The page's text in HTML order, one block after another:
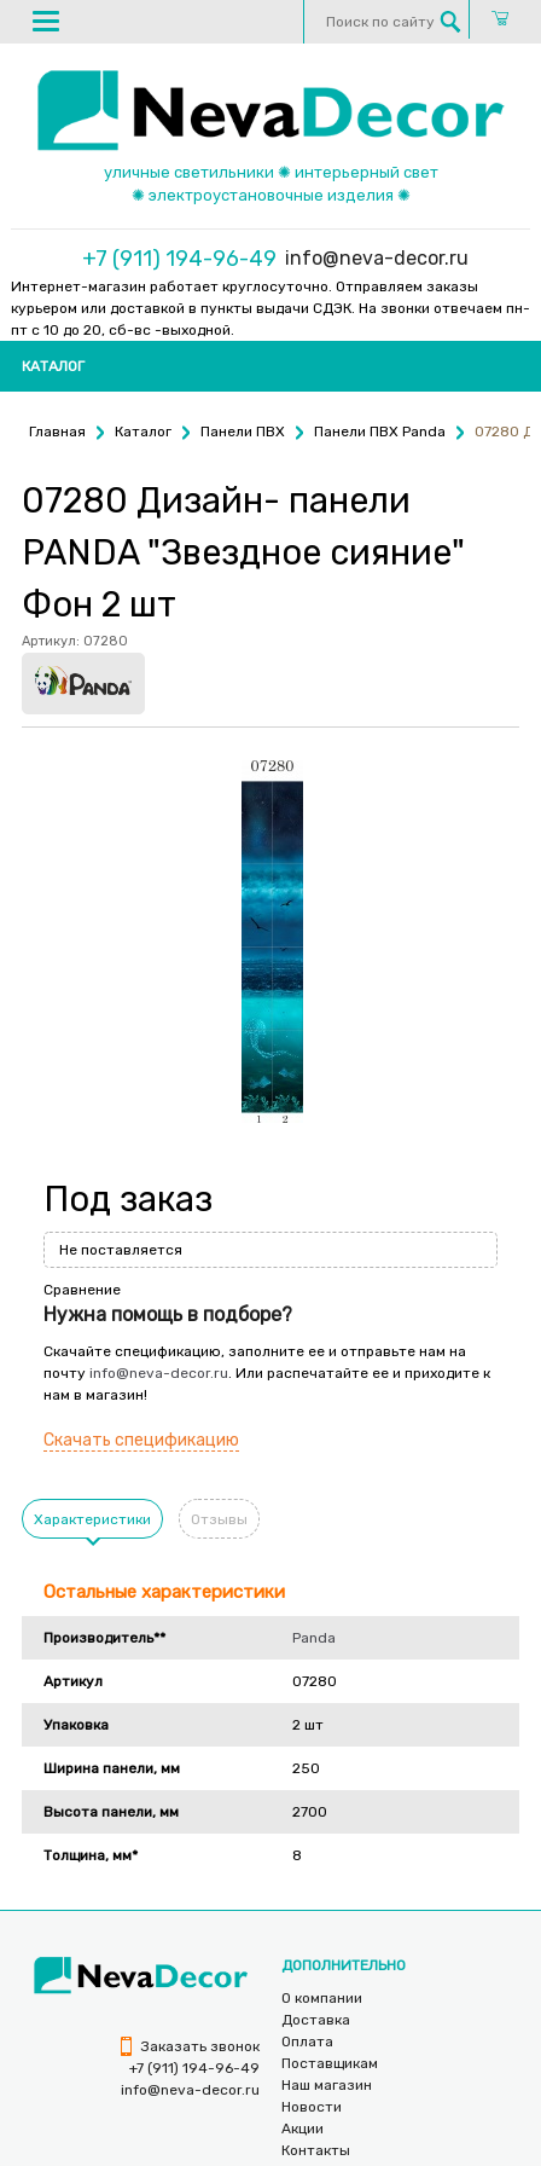
уличные светильники ✺ интерьерный свет
✺ электроустановочные изделия ✺
+7 (911) 194-96-49 info@neva-decor.ru
Интернет-магазин работает круглосуточно. Отправляем заказы
курьером или доставкой в пункты выдачи СДЭК. На звонки отвечаем пн-
пт с 10 до 20, сб-вс -выходной.
КАТАЛОГ
Главная Каталог Панели ПВХ Панели ПВХ Panda 07280
07280 Дизайн- панели
PANDA "Звездное сияние"
Фон 2 шт
Артикул: 07280
Под заказ
Не поставляется
Сравнение
Нужна помощь в подборе?
Скачайте спецификацию, заполните ее и отправьте нам на
почту info@neva-decor.ru. Или распечатайте ее и приходите к
нам в магазин!
Скачать спецификацию
Характеристики Отзывы
Остальные характеристики
Производитель** Panda
Артикул 07280
Упаковка 2 шт
Ширина панели, мм 250
Высота панели, мм 2700
Толщина, мм* 8
Заказать звонок
+7 (911) 194-96-49
info@neva-decor.ru
ДОПОЛНИТЕЛЬНО
О компании
Доставка
Оплата
Поставщикам
Наш магазин
Новости
Акции
Контакты